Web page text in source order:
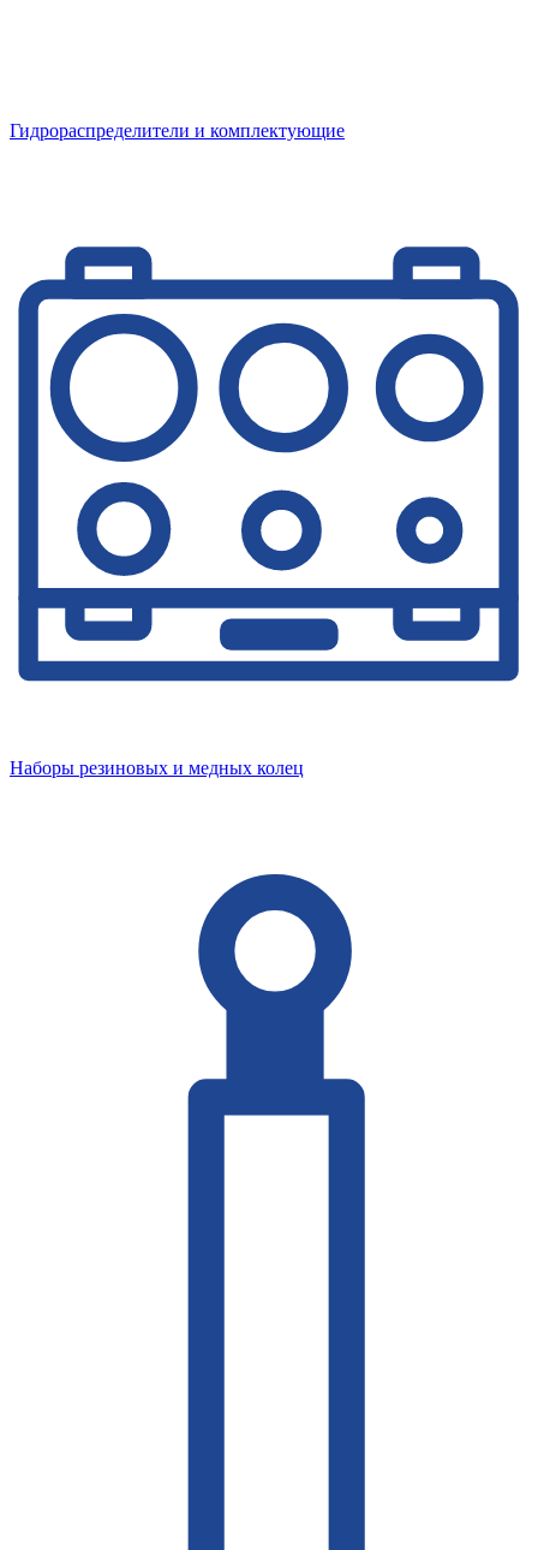
Гидрораспределители и комплектующие
Наборы резиновых и медных колец